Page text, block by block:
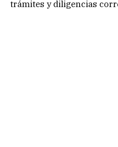
trámites y diligencias